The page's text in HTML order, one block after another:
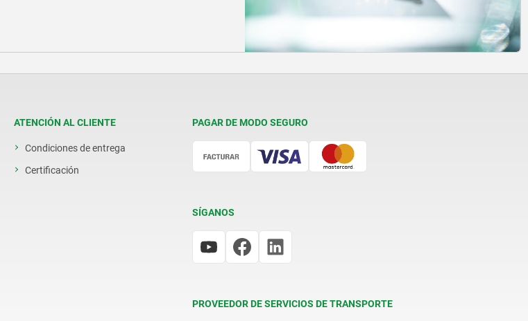
ATENCIÓN AL CLIENTE
Condiciones de entrega
Certificación
PAGAR DE MODO SEGURO
SÍGANOS
PROVEEDOR DE SERVICIOS DE TRANSPORTE